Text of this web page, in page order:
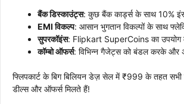
बैंक डिस्काउंट्स: कुछ बैंक कार्ड्स के साथ 10%
EMI विकल्प: आसान भुगतान विकल्पों के साथ
सुपरकॉइंस: Flipkart SuperCoins का उपयोग
कॉम्बो ऑफर्स: विभिन्न गैजेट्स को बंडल करके और
फ्लिपकार्ट के बिग बिलियन डेज़ सेल में ₹999 के तहत सभी
डील्स और ऑफर्स मिलते हैं!